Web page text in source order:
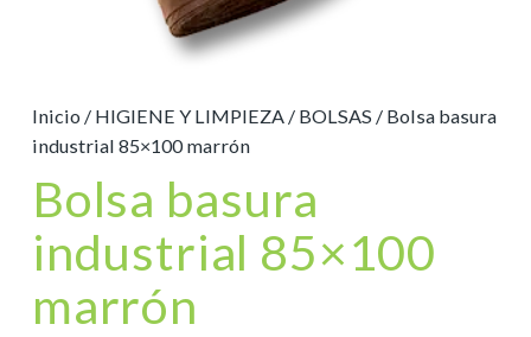
Inicio / HIGIENE Y LIMPIEZA / BOLSAS / Bolsa basura
industrial 85×100 marrón
Bolsa basura
industrial 85×100
marrón